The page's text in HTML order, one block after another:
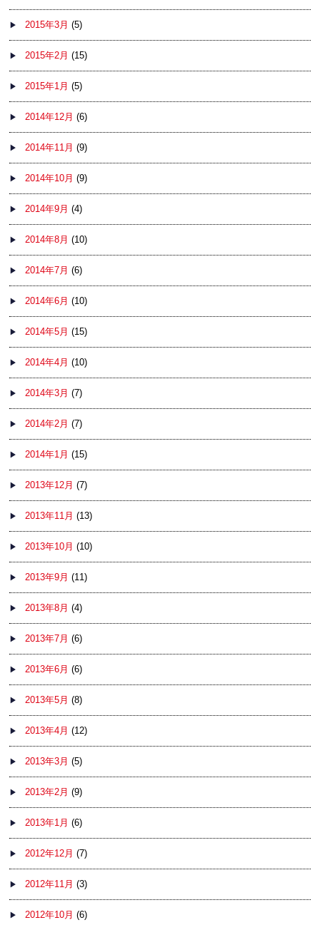
2015年3月 (5)
2015年2月 (15)
2015年1月 (5)
2014年12月 (6)
2014年11月 (9)
2014年10月 (9)
2014年9月 (4)
2014年8月 (10)
2014年7月 (6)
2014年6月 (10)
2014年5月 (15)
2014年4月 (10)
2014年3月 (7)
2014年2月 (7)
2014年1月 (15)
2013年12月 (7)
2013年11月 (13)
2013年10月 (10)
2013年9月 (11)
2013年8月 (4)
2013年7月 (6)
2013年6月 (6)
2013年5月 (8)
2013年4月 (12)
2013年3月 (5)
2013年2月 (9)
2013年1月 (6)
2012年12月 (7)
2012年11月 (3)
2012年10月 (6)